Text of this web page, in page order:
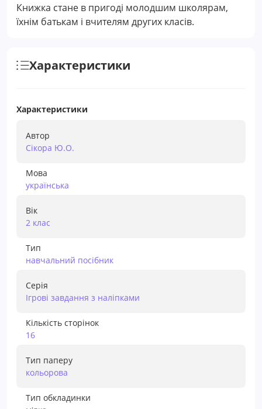
Книжка стане в пригоді молодшим школярам,
їхнім батькам і вчителям других класів.
Характеристики
Характеристики
Автор
Сікора Ю.О.
Мова
українська
Вік
2 клас
Тип
навчальний посібник
Серія
Ігрові завдання з наліпками
Кількість сторінок
16
Тип паперу
кольорова
Тип обкладинки